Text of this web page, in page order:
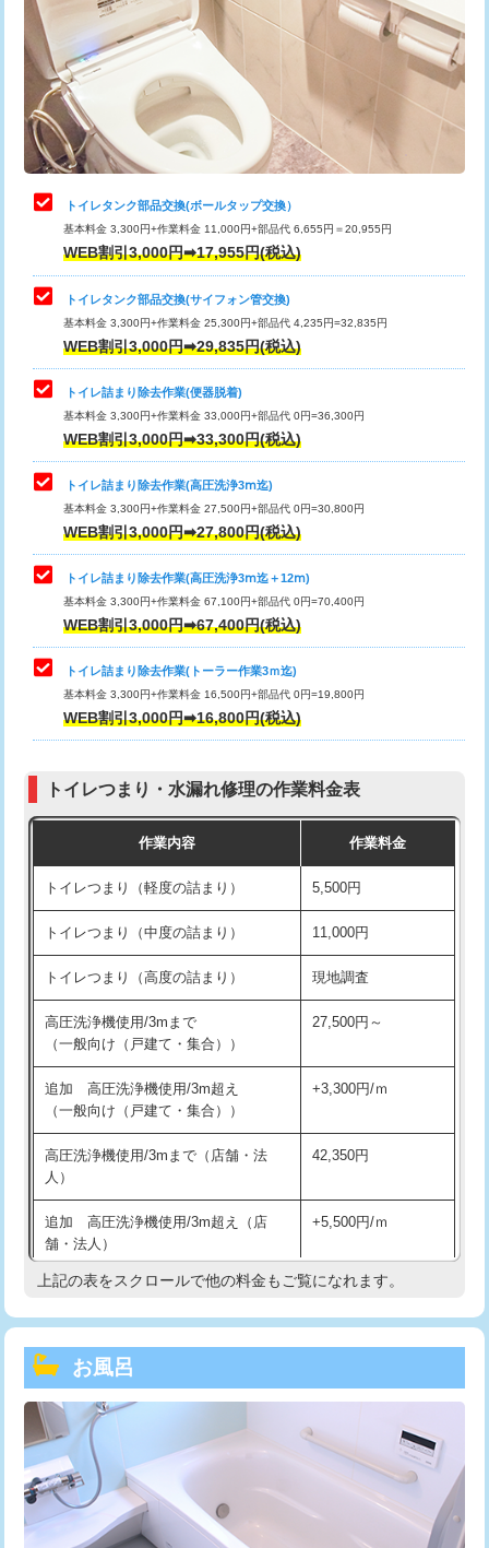
トイレタンク部品交換(ボールタップ交換）
基本料金 3,300円+作業料金 11,000円+部品代 6,655円＝20,955円
WEB割引3,000円➡17,955円(税込)
トイレタンク部品交換(サイフォン管交換)
基本料金 3,300円+作業料金 25,300円+部品代 4,235円=32,835円
WEB割引3,000円➡29,835円(税込)
トイレ詰まり除去作業(便器脱着)
基本料金 3,300円+作業料金 33,000円+部品代 0円=36,300円
WEB割引3,000円➡33,300円(税込)
トイレ詰まり除去作業(高圧洗浄3ⅿ迄)
基本料金 3,300円+作業料金 27,500円+部品代 0円=30,800円
WEB割引3,000円➡27,800円(税込)
トイレ詰まり除去作業(高圧洗浄3ⅿ迄＋12ⅿ)
基本料金 3,300円+作業料金 67,100円+部品代 0円=70,400円
WEB割引3,000円➡67,400円(税込)
トイレ詰まり除去作業(トーラー作業3ｍ迄)
基本料金 3,300円+作業料金 16,500円+部品代 0円=19,800円
WEB割引3,000円➡16,800円(税込)
トイレつまり・水漏れ修理の作業料金表
作業内容 作業料金
トイレつまり（軽度の詰まり） 5,500円
トイレつまり（中度の詰まり） 11,000円
トイレつまり（高度の詰まり） 現地調査
高圧洗浄機使用/3mまで
（一般向け（戸建て・集合））
27,500円～
追加 高圧洗浄機使用/3m超え
（一般向け（戸建て・集合））
+3,300円/ｍ
高圧洗浄機使用/3mまで（店舗・法
人）
42,350円
追加 高圧洗浄機使用/3m超え（店
舗・法人）
+5,500円/ｍ
高度高圧洗浄換 現地調査
トーラー機使用/3mまで
追加トーラー機使用/3m超え
カメラ調査 33,000円
桝清掃 8,800円
上記の表をスクロールで他の料金もご覧になれます。
お風呂